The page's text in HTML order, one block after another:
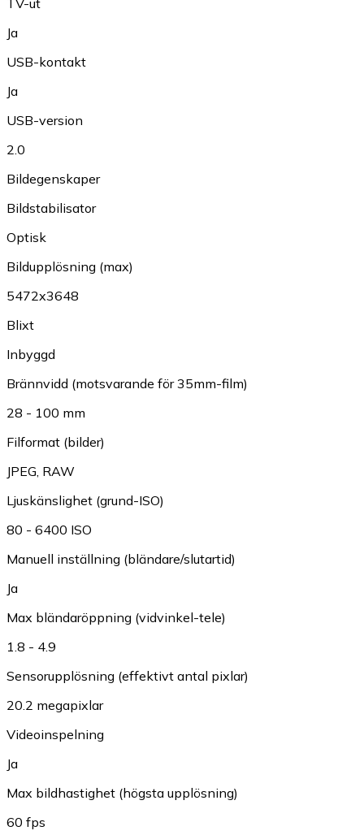
TV-ut
Ja
USB-kontakt
Ja
USB-version
2.0
Bildegenskaper
Bildstabilisator
Optisk
Bildupplösning (max)
5472x3648
Blixt
Inbyggd
Brännvidd (motsvarande för 35mm-film)
28 - 100 mm
Filformat (bilder)
JPEG, RAW
Ljuskänslighet (grund-ISO)
80 - 6400 ISO
Manuell inställning (bländare/slutartid)
Ja
Max bländaröppning (vidvinkel-tele)
1.8 - 4.9
Sensorupplösning (effektivt antal pixlar)
20.2 megapixlar
Videoinspelning
Ja
Max bildhastighet (högsta upplösning)
60 fps